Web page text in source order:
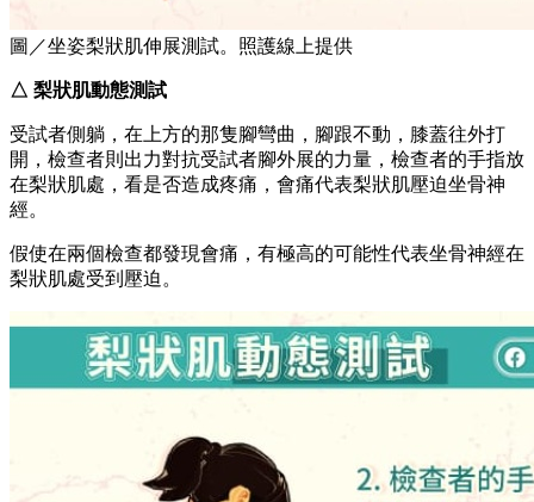
圖／坐姿梨狀肌伸展測試。照護線上提供
△ 梨狀肌動態測試
受試者側躺，在上方的那隻腳彎曲，腳跟不動，膝蓋往外打
開，檢查者則出力對抗受試者腳外展的力量，檢查者的手指放
在梨狀肌處，看是否造成疼痛，會痛代表梨狀肌壓迫坐骨神
經。
假使在兩個檢查都發現會痛，有極高的可能性代表坐骨神經在
梨狀肌處受到壓迫。